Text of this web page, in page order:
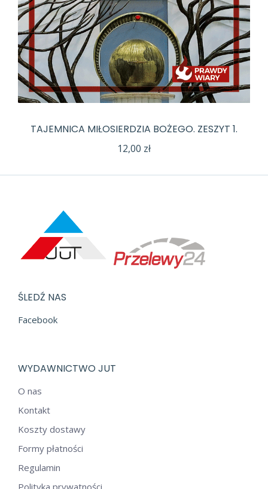
TAJEMNICA MIŁOSIERDZIA BOŻEGO. ZESZYT 1.
12,00 zł
ŚLEDŹ NAS
Facebook
WYDAWNICTWO JUT
O nas
Kontakt
Koszty dostawy
Formy płatności
Regulamin
Polityka prywatności